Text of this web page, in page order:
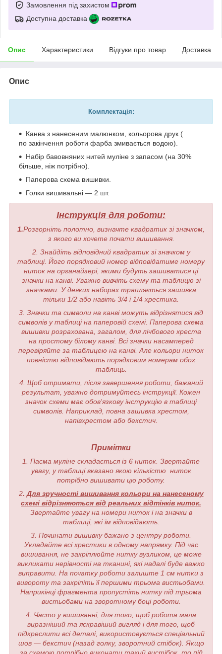
Замовлення під захистом
Доступна доставка
Опис Характеристики Відгуки про товар Доставка
Опис
Комплектація:
Канва з нанесеним малюнком, кольорова друк (
по закінчення роботи фарба змивається водою).
Набір бавовняних нитей муліне з запасом (на 30%
більше, ніж потрібно).
Паперова схема вишивки.
Голки вишивальні — 2 шт.
Інструкція для роботи:
1.Розгорніть полотно, визначте квадратик зі значком,
з якого ви хочете почати вишивання.
2. Знайдіть відповідний квадратик зі значком у
таблиці. Його порядковий номер відповідатиме номеру
ниток на органайзері, якими будуть зашиватися ці
значки на канві. Уважно вивчіть схему та таблицю зі
значками. У деяких наборах трапляється зашивка
тільки 1/2 або навіть 3/4 і 1/4 хрестика.
3. Значки та символи на канві можуть відрізнятися від
символів у таблиці на паперовій схемі. Паперова схема
вишивки розрахована, загалом, для лічбового хреста
на простому білому канві. Всі значки насамперед
перевіряйте за таблицею на канві. Але кольори ниток
повністю відповідають порядковим номерам обох
таблиць.
4. Щоб отримати, після завершення роботи, бажаний
результат, уважно дотримуйтесь інструкції. Кожен
значок схеми має обов'язкову інструкцію в таблиці
символів. Наприклад, повна зашивка хрестом,
напівхрестом або бекстич.
Примітки
1. Пасма муліне складається із 6 ниток. Звертайте
увагу, у таблиці вказано якою кількістю ниток
потрібно вишивати цю роботу.
2. Для зручності вишивання кольори на нанесеному
схемі відрізняються від реальних відтінків ниток.
Звертайте увагу на номери ниток і на значки в
таблиці, які їм відповідають.
3. Починати вишивку бажано з центру роботи.
Укладайте всі хрестики в одному напрямку. Під час
вишивання, не закріплюйте нитку вузликом, це може
викликати нерівності на тканині, які надалі буде важко
виправити. На початку роботи залиште 1 см нитки з
вивороту та закріпіть її першими трьома вистьобами.
Наприкінці фрагмента пропустіть нитку під трьома
вистьобами на зворотному боці роботи.
4. Часто у вишиванні, для того, щоб робота мала
виразніший та яскравіший вигляд і для того, щоб
підкреслити всі деталі, використовується спеціальний
шов — бекстич (назад голку, зворотний стібок). Якщо
за схемою потрібно виконати такий вистібок, то під